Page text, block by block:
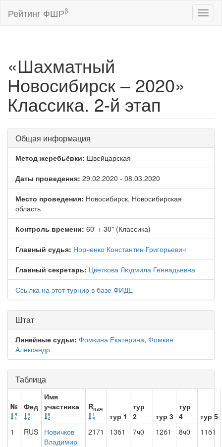
Рейтинг ФШРβ
«Шахматный
Новосибирск – 2020»
Классика. 2-й этап
Общая информация
Метод жеребьёвки: Швейцарская
Даты проведения: 29.02.2020 - 08.03.2020
Место проведения: Новосибирск, Новосибирская
область
Контроль времени: 60' + 30" (Классика)
Главный судья: Норченко Константин Григорьевич
Главный секретарь: Цветкова Людмила Геннадьевна
Ссылка на этот турнир в базе ФИДЕ
Штат
Линейные судьи: Фомкина Екатерина, Фомкин
Александр
Таблица
№ Фед
Имя
участника
Rнач
тур 1
тур
2
тур 3
тур
4
тур 5
1
RUS
Новичков
Владимир
2171 13б1 7ч0 12б1 8ч0 11б1